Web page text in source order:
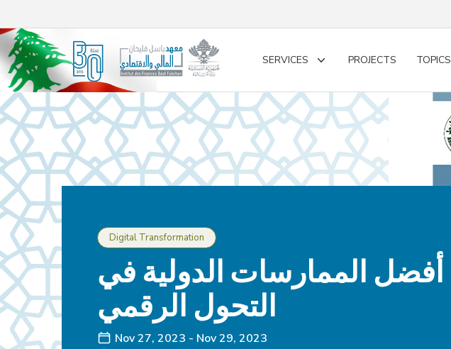
SERVICES
Toggle
PROJECTS TOPICS
Digital Transformation
أفضل الممارسات الدولية في
التحول الرقمي
Nov 27, 2023 - Nov 29, 2023